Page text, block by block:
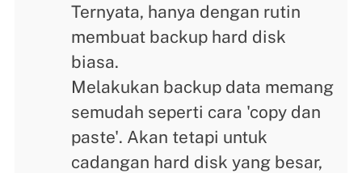
Ternyata, hanya dengan rutin
membuat backup hard disk
biasa.
Melakukan backup data memang
semudah seperti cara 'copy dan
paste'. Akan tetapi untuk
cadangan hard disk yang besar,